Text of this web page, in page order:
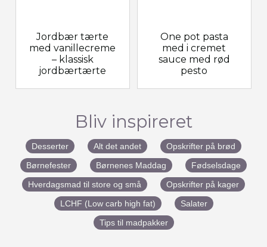
Jordbær tærte
med vanillecreme
– klassisk
jordbærtærte
One pot pasta
med i cremet
sauce med rød
pesto
Bliv inspireret
Desserter Alt det andet
Opskrifter på brød
Børnefester
Børnenes Maddag
Fødselsdage
Hverdagsmad til store og små
Opskrifter på kager
LCHF (Low carb high fat)
Salater
Tips til madpakker